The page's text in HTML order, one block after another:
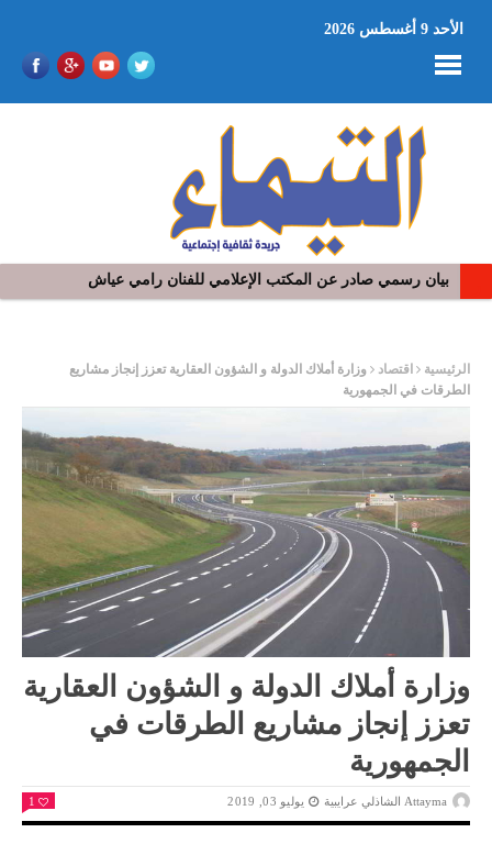
الأحد 9 أغسطس 2026
بيان رسمي صادر عن المكتب الإعلامي للفنان رامي عياش
الرئيسية اقتصاد
وزارة أملاك الدولة و الشؤون العقارية تعزز إنجاز مشاريع
الطرقات في الجمهورية
وزارة أملاك الدولة و الشؤون العقارية
تعزز إنجاز مشاريع الطرقات في
الجمهورية
Attayma الشاذلي عرايبية يوليو 03, 2019 1